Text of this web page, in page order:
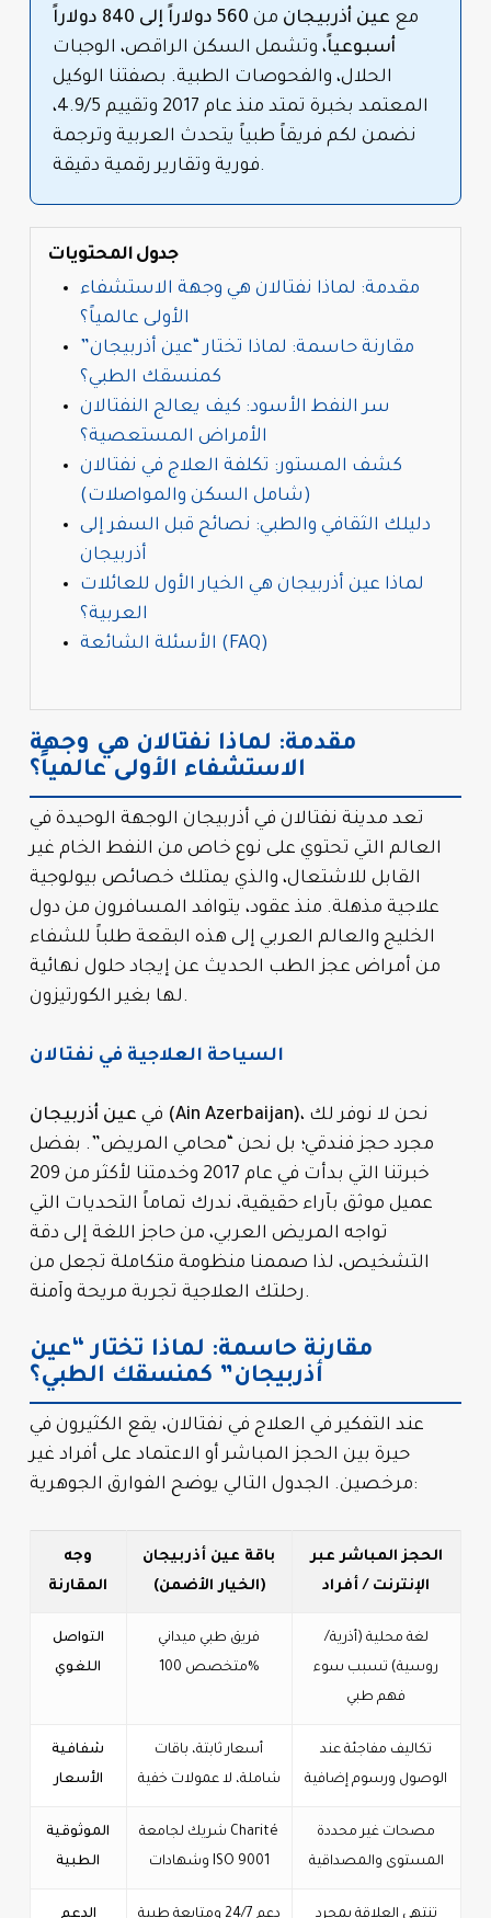
مع عين أذربيجان من
560 دولاراً إلى 840 دولاراً
أسبوعياً، وتشمل السكن الراقص، الوجبات
الحلال، والفحوصات الطبية. بصفتنا الوكيل
المعتمد بخبرة تمتد منذ عام 2017 وتقييم 4.9/5،
نضمن لكم فريقاً طبياً يتحدث العربية وترجمة
فورية وتقارير رقمية دقيقة.
جدول المحتويات
مقدمة: لماذا نفتالان هي وجهة الاستشفاء
الأولى عالمياً؟
مقارنة حاسمة: لماذا تختار “عين أذربيجان”
كمنسقك الطبي؟
سر النفط الأسود: كيف يعالج النفتالان
الأمراض المستعصية؟
كشف المستور: تكلفة العلاج في نفتالان
(شامل السكن والمواصلات)
دليلك الثقافي والطبي: نصائح قبل السفر إلى
أذربيجان
لماذا عين أذربيجان هي الخيار الأول للعائلات
العربية؟
الأسئلة الشائعة (FAQ)
مقدمة: لماذا نفتالان هي وجهة
الاستشفاء الأولى عالمياً؟
تعد مدينة نفتالان في أذربيجان الوجهة الوحيدة في
العالم التي تحتوي على نوع خاص من النفط الخام غير
القابل للاشتعال، والذي يمتلك خصائص بيولوجية
علاجية مذهلة. منذ عقود، يتوافد المسافرون من دول
الخليج والعالم العربي إلى هذه البقعة طلباً للشفاء
من أمراض عجز الطب الحديث عن إيجاد حلول نهائية
لها بغير الكورتيزون.
السياحة العلاجية في نفتالان
في عين أذربيجان (Ain Azerbaijan)، نحن لا نوفر لك
مجرد حجز فندقي؛ بل نحن “محامي المريض”. بفضل
خبرتنا التي بدأت في عام 2017 وخدمتنا لأكثر من 209
عميل موثق بآراء حقيقية، ندرك تماماً التحديات التي
تواجه المريض العربي، من حاجز اللغة إلى دقة
التشخيص، لذا صممنا منظومة متكاملة تجعل من
رحلتك العلاجية تجربة مريحة وآمنة.
مقارنة حاسمة: لماذا تختار “عين
أذربيجان” كمنسقك الطبي؟
عند التفكير في العلاج في نفتالان، يقع الكثيرون في
حيرة بين الحجز المباشر أو الاعتماد على أفراد غير
مرخصين. الجدول التالي يوضح الفوارق الجوهرية:
وجه
المقارنة
باقة عين أذربيجان
(الخيار الأضمن)
الحجز المباشر عبر
الإنترنت / أفراد
التواصل
اللغوي
فريق طبي ميداني
متخصص 100%
لغة محلية (أذرية/
روسية) تسبب سوء
فهم طبي
شفافية
الأسعار
أسعار ثابتة، باقات
شاملة، لا عمولات خفية
تكاليف مفاجئة عند
الوصول ورسوم إضافية
الموثوقية
الطبية
شريك لجامعة Charité
وشهادات ISO 9001
مصحات غير محددة
المستوى والمصداقية
الدعم دعم 24/7 ومتابعة طبية تنتهي العلاقة بمجرد